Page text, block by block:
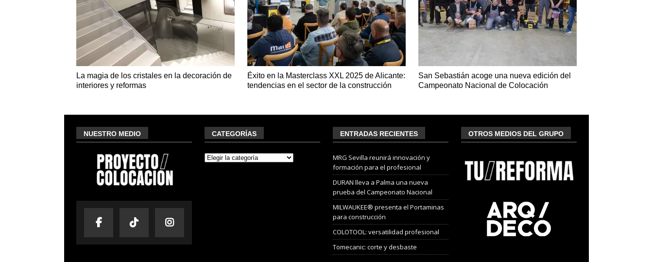
La magia de los cristales en la decoración de
interiores y reformas
Éxito en la Masterclass XXL 2025 de Alicante:
tendencias en el sector de la construcción
San Sebastián acoge una nueva edición del
Campeonato Nacional de Colocación
NUESTRO MEDIO CATEGORÍAS ENTRADAS RECIENTES
MRG Sevilla reunirá innovación y
formación para el profesional
DURAN lleva a Palma una nueva
prueba del Campeonato Nacional
MILWAUKEE® presenta el Portaminas
para construcción
COLOTOOL: versatilidad profesional
Tomecanic: corte y desbaste
OTROS MEDIOS DEL GRUPO